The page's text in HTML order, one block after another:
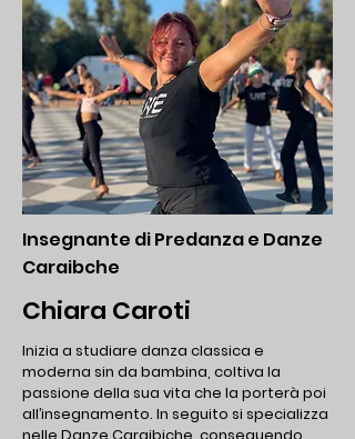
Insegnante di Predanza e Danze
Caraibche
Chiara Caroti
Inizia a studiare danza classica e
moderna sin da bambina, coltiva la
passione della sua vita che la porterà poi
all’insegnamento. In seguito si specializza